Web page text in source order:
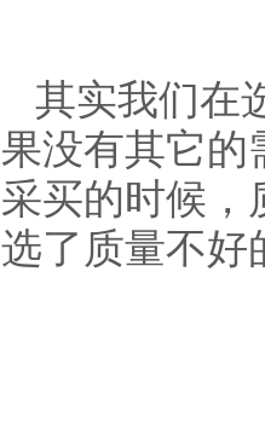
其实我们在
果没有其它的
采买的时候，
选了质量不好